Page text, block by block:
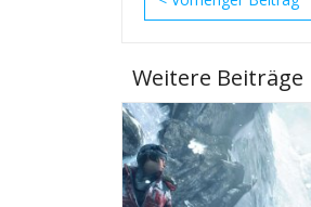
Weitere Beiträge